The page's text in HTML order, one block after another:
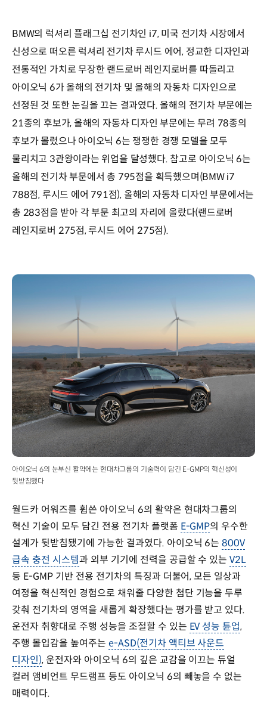
BMW의 럭셔리 플래그십 전기차인 i7, 미국 전기차 시장에서
신성으로 떠오른 럭셔리 전기차 루시드 에어, 정교한 디자인과
전통적인 가치로 무장한 랜드로버 레인지로버를 따돌리고
아이오닉 6가 올해의 전기차 및 올해의 자동차 디자인으로
선정된 것 또한 눈길을 끄는 결과였다. 올해의 전기차 부문에는
21종의 후보가, 올해의 자동차 디자인 부문에는 무려 78종의
후보가 몰렸으나 아이오닉 6는 쟁쟁한 경쟁 모델을 모두
물리치고 3관왕이라는 위업을 달성했다. 참고로 아이오닉 6는
올해의 전기차 부문에서 총 795점을 획득했으며(BMW i7
788점, 루시드 에어 791점), 올해의 자동차 디자인 부문에서는
총 283점을 받아 각 부문 최고의 자리에 올랐다(랜드로버
레인지로버 275점, 루시드 에어 275점).
아이오닉 6의 눈부신 활약에는 현대차그룹의 기술력이 담긴 E-GMP의 혁신성이
뒷받침됐다
월드카 어워즈를 휩쓴 아이오닉 6의 활약은 현대차그룹의
혁신 기술이 모두 담긴 전용 전기차 플랫폼 E-GMP의 우수한
설계가 뒷받침됐기에 가능한 결과였다. 아이오닉 6는800V
급속 충전 시스템과 외부 기기에 전력을 공급할 수 있는V2L
등 E-GMP 기반 전용 전기차의 특징과 더불어, 모든 일상과
여정을 혁신적인 경험으로 채워줄 다양한 첨단 기능을 두루
갖춰 전기차의 영역을 새롭게 확장했다는 평가를 받고 있다.
운전자 취향대로 주행 성능을 조절할 수 있는 EV 성능 튠업,
주행 몰입감을 높여주는 e-ASD(전기차 액티브 사운드
디자인), 운전자와 아이오닉 6의 깊은 교감을 이끄는 듀얼
컬러 앰비언트 무드램프 등도 아이오닉 6의 빼놓을 수 없는
매력이다.